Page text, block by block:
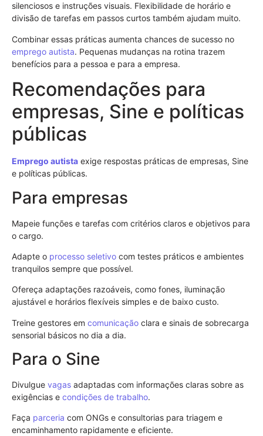
silenciosos e instruções visuais. Flexibilidade de horário e
divisão de tarefas em passos curtos também ajudam muito.
Combinar essas práticas aumenta chances de sucesso no
emprego autista. Pequenas mudanças na rotina trazem
benefícios para a pessoa e para a empresa.
Recomendações para
empresas, Sine e políticas
públicas
Emprego autista exige respostas práticas de empresas, Sine
e políticas públicas.
Para empresas
Mapeie funções e tarefas com critérios claros e objetivos para
o cargo.
Adapte o processo seletivo com testes práticos e ambientes
tranquilos sempre que possível.
Ofereça adaptações razoáveis, como fones, iluminação
ajustável e horários flexíveis simples e de baixo custo.
Treine gestores em comunicação clara e sinais de sobrecarga
sensorial básicos no dia a dia.
Para o Sine
Divulgue vagas adaptadas com informações claras sobre as
exigências e condições de trabalho.
Faça parceria com ONGs e consultorias para triagem e
encaminhamento rapidamente e eficiente.